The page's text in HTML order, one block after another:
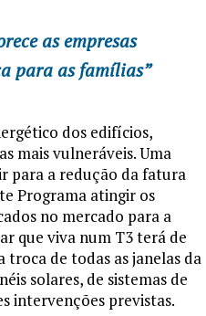
as empresas
para as famílias”
dos edifícios,
mais vulneráveis. Uma
para a redução da fatura
Programa atingir os
no mercado para a
que viva num T3 terá de
troca de todas as janelas da
solares, de sistemas de
intervenções previstas.